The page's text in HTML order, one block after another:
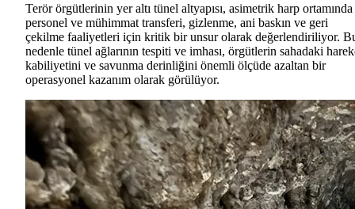
Terör örgütlerinin yer altı tünel altyapısı, asimetrik harp ortamında
personel ve mühimmat transferi, gizlenme, ani baskın ve geri
çekilme faaliyetleri için kritik bir unsur olarak değerlendiriliyor.
nedenle tünel ağlarının tespiti ve imhası, örgütlerin sahadaki
kabiliyetini ve savunma derinliğini önemli ölçüde azaltan bir
operasyonel kazanım olarak görülüyor.